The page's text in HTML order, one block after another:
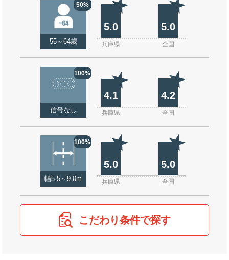
50%
55～64歳
5.0 5.0
兵庫県 全国
100%
信号なし
4.1 4.2
兵庫県 全国
100%
幅5.5～9.0m
5.0 5.0
兵庫県 全国
こだわり条件で探す